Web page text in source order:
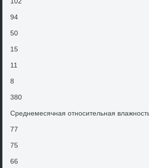
94
50
15
11
8
380
Среднемесячная относительная
77
75
66